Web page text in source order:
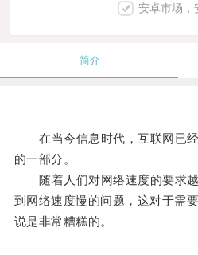
安卓市场，
简介
在当今信息时代，互联网已经
的一部分。
随着人们对网络速度的要求越
到网络速度慢的问题，这对于需
说是非常糟糕的。